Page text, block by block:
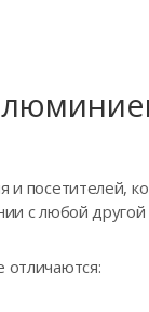
и посетителей,
с любой
отличаются: